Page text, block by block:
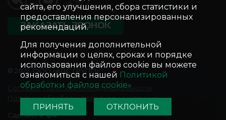
ЗАКАЗАТЬ ЗВОНОК
© 2022, ООО «АПС ГРУПП»
Согласие Политика конфиденциальности
Политика обработки персональных данных
Сделано в
сайта, его улучшения, сбора статистики и
предоставления персонализированных
рекомендаций.
Для получения дополнительной
информации о целях, сроках и порядке
использования файлов cookie вы можете
ознакомиться с нашей Политикой
обработки файлов cookie»
ПРИНЯТЬ ОТКЛОНИТЬ